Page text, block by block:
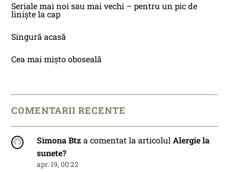
Seriale mai noi sau mai vechi – pentru un pic de
liniște la cap
Singură acasă
Cea mai mișto oboseală
COMENTARII RECENTE
Simona Btz a comentat la articolulAlergie la
sunete?
apr. 19, 00:22